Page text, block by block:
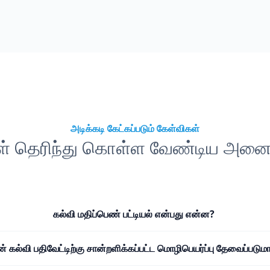
அடிக்கடி கேட்கப்படும் கேள்விகள்
தெரிந்து கொள்ள வேண்டிய
கல்வி மதிப்பெண் பட்டியல் என்பது என்ன?
கல்வி பதிவேட்டிற்கு சான்றளிக்கப்பட்ட மொழிபெயர்ப்பு